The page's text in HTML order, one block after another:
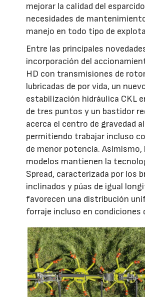
mejorar la calidad del
necesidades de
manejo en todo tipo de
Entre las principales
incorporación del
HD con transmisiones de
lubricadas de por vida, un
estabilización hidráulica CKL
de tres puntos y un bastidor
acerca el centro de gravedad
permitiendo trabajar incluso
de menor potencia. Asimismo,
modelos mantienen la
Spread, caracterizada por los
inclinados y púas de igual
favorecen una distribución
forraje incluso en condiciones